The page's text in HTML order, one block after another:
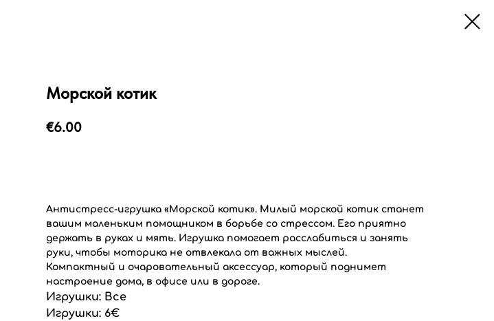
Морской котик
€6.00
Антистресс-игрушка «Морской котик». Милый морской котик станет
вашим маленьким помощником в борьбе со стрессом. Его приятно
держать в руках и мять. Игрушка помогает расслабиться и занять
руки, чтобы моторика не отвлекала от важных мыслей.
Компактный и очаровательный аксессуар, который поднимет
настроение дома, в офисе или в дороге.
Игрушки: Все
Игрушки: 6€